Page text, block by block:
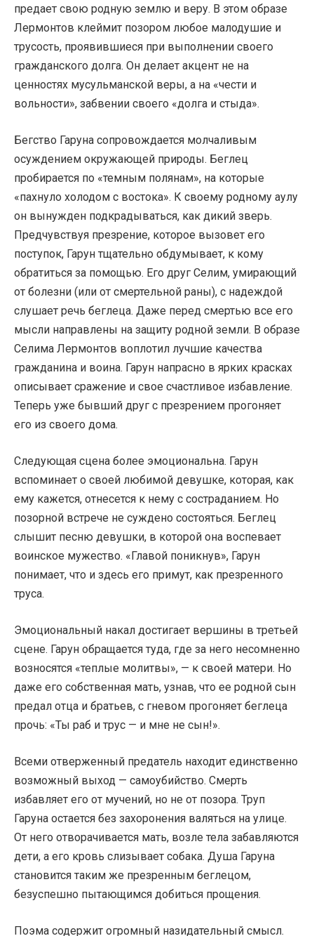
предает свою родную землю и веру. В этом образе
Лермонтов клеймит позором любое малодушие и
трусость, проявившиеся при выполнении своего
гражданского долга. Он делает акцент не на
ценностях мусульманской веры, а на «чести и
вольности», забвении своего «долга и стыда».
Бегство Гаруна сопровождается молчаливым
осуждением окружающей природы. Беглец
пробирается по «темным полянам», на которые
«пахнуло холодом с востока». К своему родному аулу
он вынужден подкрадываться, как дикий зверь.
Предчувствуя презрение, которое вызовет его
поступок, Гарун тщательно обдумывает, к кому
обратиться за помощью. Его друг Селим, умирающий
от болезни (или от смертельной раны), с надеждой
слушает речь беглеца. Даже перед смертью все его
мысли направлены на защиту родной земли. В образе
Селима Лермонтов воплотил лучшие качества
гражданина и воина. Гарун напрасно в ярких красках
описывает сражение и свое счастливое избавление.
Теперь уже бывший друг с презрением прогоняет
его из своего дома.
Следующая сцена более эмоциональна. Гарун
вспоминает о своей любимой девушке, которая, как
ему кажется, отнесется к нему с состраданием. Но
позорной встрече не суждено состояться. Беглец
слышит песню девушки, в которой она воспевает
воинское мужество. «Главой поникнув», Гарун
понимает, что и здесь его примут, как презренного
труса.
Эмоциональный накал достигает вершины в третьей
сцене. Гарун обращается туда, где за него несомненно
возносятся «теплые молитвы», — к своей матери. Но
даже его собственная мать, узнав, что ее родной сын
предал отца и братьев, с гневом прогоняет беглеца
прочь: «Ты раб и трус — и мне не сын!».
Всеми отверженный предатель находит единственно
возможный выход — самоубийство. Смерть
избавляет его от мучений, но не от позора. Труп
Гаруна остается без захоронения валяться на улице.
От него отворачивается мать, возле тела забавляются
дети, а его кровь слизывает собака. Душа Гаруна
становится таким же презренным беглецом,
безуспешно пытающимся добиться прощения.
Поэма содержит огромный назидательный смысл.